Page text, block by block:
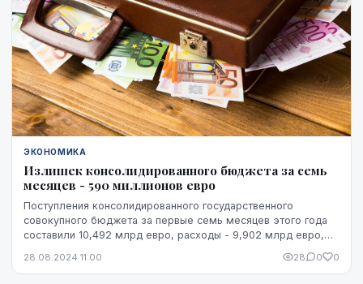
ЭКОНОМИКА
Излишек консолидированного бюджета за семь
месяцев - 590 миллионов евро
Поступления консолидированного государственного
совокупного бюджета за первые семь месяцев этого года
составили 10,492 млрд евро, расходы - 9,902 млрд евро,
28.08.2024 11:00 28 0 0